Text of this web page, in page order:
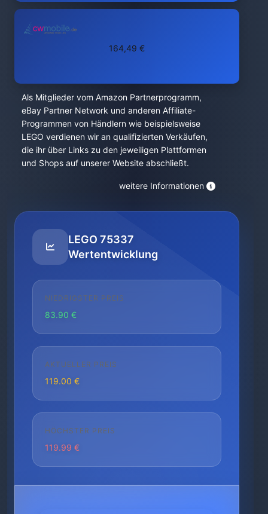
164,49 €
Als Mitglieder vom Amazon Partnerprogramm,
eBay Partner Network und anderen Affiliate-
Programmen von Händlern wie beispielsweise
LEGO verdienen wir an qualifizierten Verkäufen,
die ihr über Links zu den jeweiligen Plattformen
und Shops auf unserer Website abschließt.
weitere Informationen
LEGO 75337
Wertentwicklung
NIEDRIGSTER PREIS
83.90 €
AKTUELLER PREIS
119.00 €
HÖCHSTER PREIS
119.99 €